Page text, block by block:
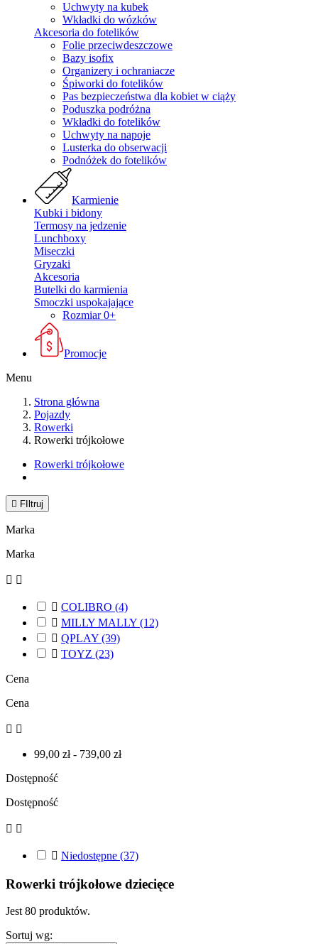
Uchwyty na kubek
Wkładki do wózków
Akcesoria do fotelików
Folie przeciwdeszczowe
Bazy isofix
Organizery i ochraniacze
Śpiworki do fotelików
Pas bezpieczeństwa dla kobiet w ciąży
Poduszka podróżna
Wkładki do fotelików
Uchwyty na napoje
Lusterka do obserwacji
Podnóżek do fotelików
Karmienie
Kubki i bidony
Termosy na jedzenie
Lunchboxy
Miseczki
Gryzaki
Akcesoria
Butelki do karmienia
Smoczki uspokajające
Rozmiar 0+
Promocje
Menu
Strona główna
Pojazdy
Rowerki
Rowerki trójkołowe
Rowerki trójkołowe
 FIltruj
Marka
Marka
 
 COLIBRO (4)
 MILLY MALLY (12)
 QPLAY (39)
 TOYZ (23)
Cena
Cena
 
99,00 zł - 739,00 zł
Dostępność
Dostępność
 
 Niedostępne (37)
Rowerki trójkołowe dziecięce
Jest 80 produktów.
Sortuj wg: